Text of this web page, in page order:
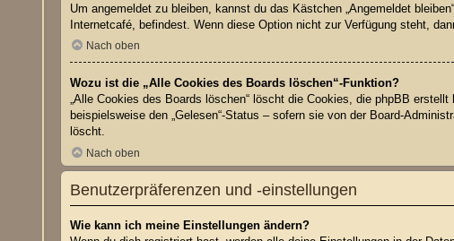
Um angemeldet zu bleiben, kannst du das Kästchen „Angemeldet
Internetcafé, befindest. Wenn diese Option nicht zur Verfügung steht,
Nach oben
Wozu ist die „Alle Cookies des Boards löschen“-Funktion?
„Alle Cookies des Boards löschen“ löscht die Cookies, die phpBB
beispielsweise den „Gelesen“-Status – sofern sie von der Board-
löscht.
Nach oben
Benutzerpräferenzen und -einstellungen
Wie kann ich meine Einstellungen ändern?